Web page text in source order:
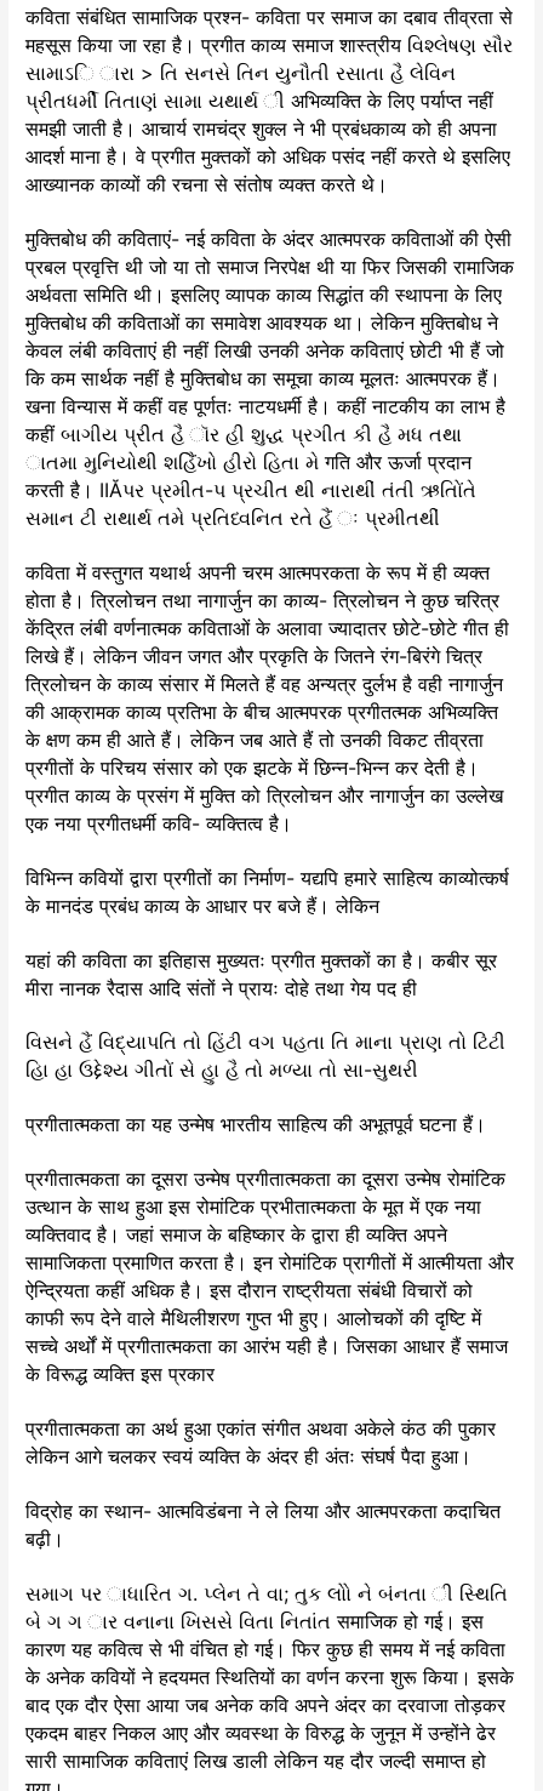
कविता संबंधित सामाजिक प्रश्न- कविता पर समाज का दबाव तीव्रता से
महसूस किया जा रहा है। प्रगीत काव्य समाज शास्त्रीय વિશ્લેષણ સૌર
સામાઽિ ારા > તિ સનસે તિન યુનૌતી રસાતા હૈ લેવિન
પ્રીતધર્મી તિતાણં સામા યથાર્થ ી अभिव्यक्ति के लिए पर्याप्त नहीं
समझी जाती है। आचार्य रामचंद्र शुक्ल ने भी प्रबंधकाव्य को ही अपना
आदर्श माना है। वे प्रगीत मुक्तकों को अधिक पसंद नहीं करते थे इसलिए
आख्यानक काव्यों की रचना से संतोष व्यक्त करते थे।
मुक्तिबोध की कविताएं- नई कविता के अंदर आत्मपरक कविताओं की ऐसी
प्रबल प्रवृत्ति थी जो या तो समाज निरपेक्ष थी या फिर जिसकी रामाजिक
अर्थवता समिति थी। इसलिए व्यापक काव्य सिद्धांत की स्थापना के लिए
मुक्तिबोध की कविताओं का समावेश आवश्यक था। लेकिन मुक्तिबोध ने
केवल लंबी कविताएं ही नहीं लिखी उनकी अनेक कविताएं छोटी भी हैं जो
कि कम सार्थक नहीं है मुक्तिबोध का समूचा काव्य मूलतः आत्मपरक हैं।
खना विन्यास में कहीं वह पूर्णतः नाटयधर्मी है। कहीं नाटकीय का लाभ है
कहीं બાગીય પ્રીત હૈ ૉર હી શુદ્ધ પ્રગીત કી હૈ મધ તથા
ાતમા મુનિયોથી શહૈિંખો હીરો હિતા મે गति और ऊर्जा प्रदान
करती है। IIĂપર પ્રમીત-પ પ્રચીત થી નારાથીં તંતી ઋતિોંતે
સમાન ટી રાથાર્થ તમે પ્રતિધ્વનિત રતે હૈં ઃ પ્રમીતથીં
कविता में वस्तुगत यथार्थ अपनी चरम आत्मपरकता के रूप में ही व्यक्त
होता है। त्रिलोचन तथा नागार्जुन का काव्य- त्रिलोचन ने कुछ चरित्र
केंद्रित लंबी वर्णनात्मक कविताओं के अलावा ज्यादातर छोटे-छोटे गीत ही
लिखे हैं। लेकिन जीवन जगत और प्रकृति के जितने रंग-बिरंगे चित्र
त्रिलोचन के काव्य संसार में मिलते हैं वह अन्यत्र दुर्लभ है वही नागार्जुन
की आक्रामक काव्य प्रतिभा के बीच आत्मपरक प्रगीतत्मक अभिव्यक्ति
के क्षण कम ही आते हैं। लेकिन जब आते हैं तो उनकी विकट तीव्रता
प्रगीतों के परिचय संसार को एक झटके में छिन्न-भिन्न कर देती है।
प्रगीत काव्य के प्रसंग में मुक्ति को त्रिलोचन और नागार्जुन का उल्लेख
एक नया प्रगीतधर्मी कवि- व्यक्तित्व है।
विभिन्न कवियों द्वारा प्रगीतों का निर्माण- यद्यपि हमारे साहित्य काव्योत्कर्ष
के मानदंड प्रबंध काव्य के आधार पर बजे हैं। लेकिन
यहां की कविता का इतिहास मुख्यतः प्रगीत मुक्तकों का है। कबीर सूर
मीरा नानक रैदास आदि संतों ने प्रायः दोहे तथा गेय पद ही
વિસને હૈં વિદ્યાપતિ તો હિંટી વગ પહતા તિ માના પ્રાણ તો ટિંટી
હિા હા ઉદ્દેશ્ય ગીતોં સે હુા હૈ તો મળ્યા તો સા-સુથરી
प्रगीतात्मकता का यह उन्मेष भारतीय साहित्य की अभूतपूर्व घटना हैं।
प्रगीतात्मकता का दूसरा उन्मेष प्रगीतात्मकता का दूसरा उन्मेष रोमांटिक
उत्थान के साथ हुआ इस रोमांटिक प्रभीतात्मकता के मूत में एक नया
व्यक्तिवाद है। जहां समाज के बहिष्कार के द्वारा ही व्यक्ति अपने
सामाजिकता प्रमाणित करता है। इन रोमांटिक प्रागीतों में आत्मीयता और
ऐन्द्रियता कहीं अधिक है। इस दौरान राष्ट्रीयता संबंधी विचारों को
काफी रूप देने वाले मैथिलीशरण गुप्त भी हुए। आलोचकों की दृष्टि में
सच्चे अर्थों में प्रगीतात्मकता का आरंभ यही है। जिसका आधार हैं समाज
के विरूद्ध व्यक्ति इस प्रकार
प्रगीतात्मकता का अर्थ हुआ एकांत संगीत अथवा अकेले कंठ की पुकार
लेकिन आगे चलकर स्वयं व्यक्ति के अंदर ही अंतः संघर्ष पैदा हुआ।
विद्रोह का स्थान- आत्मविडंबना ने ले लिया और आत्मपरकता कदाचित
बढ़ी।
સમાગ પર ાધારિત ગ. પ્લેન તે વા; તુક લોો ને બંનતા ી સ્થિતિ
બે ગ ગ ાર વનાના ખિસસે વિતા નિતાંત समाजिक हो गई। इस
कारण यह कवित्व से भी वंचित हो गई। फिर कुछ ही समय में नई कविता
के अनेक कवियों ने हदयमत स्थितियों का वर्णन करना शुरू किया। इसके
बाद एक दौर ऐसा आया जब अनेक कवि अपने अंदर का दरवाजा तोड़कर
एकदम बाहर निकल आए और व्यवस्था के विरुद्ध के जुनून में उन्होंने ढेर
सारी सामाजिक कविताएं लिख डाली लेकिन यह दौर जल्दी समाप्त हो